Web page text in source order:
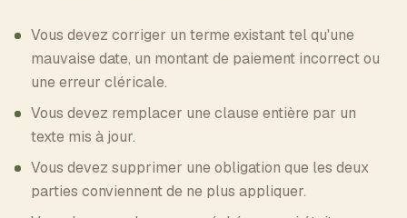
Vous devez corriger un terme existant tel qu'une
mauvaise date, un montant de paiement incorrect ou
une erreur cléricale.
Vous devez remplacer une clause entière par un
texte mis à jour.
Vous devez supprimer une obligation que les deux
parties conviennent de ne plus appliquer.